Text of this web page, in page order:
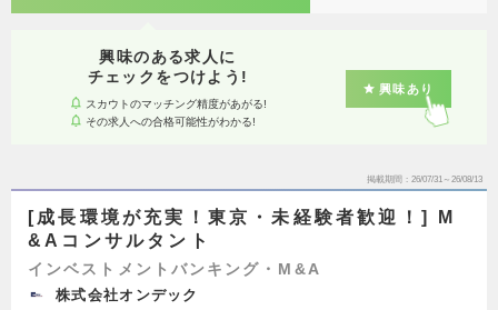
興味のある求人に
チェックをつけよう!
スカウトのマッチング精度があがる!
その求人への合格可能性がわかる!
興味あり
掲載期間 26/07/31～26/08/13
[成長環境が充実！東京・未経験者歓迎！] M
&Aコンサルタント
インベストメントバンキング・M&A
株式会社オンデック